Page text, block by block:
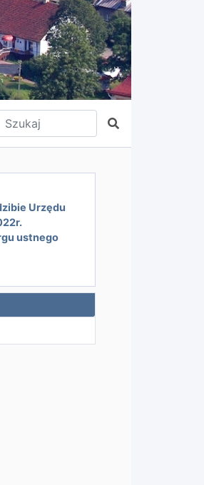
Wpisz tekst do wyszukania
Szukaj
Urzędu
ustnego